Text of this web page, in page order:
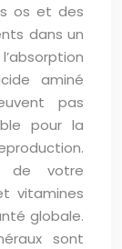
os et des
dans un
aminé
pas
pour la
de votre
vitamines
globale.
sont